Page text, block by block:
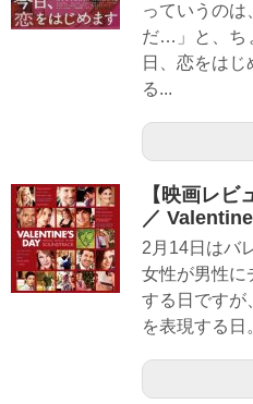
っていうのは
だ…」と、ち
日、恋をはじ
る...
【映画レ
／
2月14日はバ
女性が男性に
する日ですが
を表現する日